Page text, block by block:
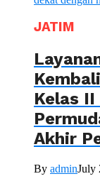
JATIM
Kelas
Akhir
By adminJuly